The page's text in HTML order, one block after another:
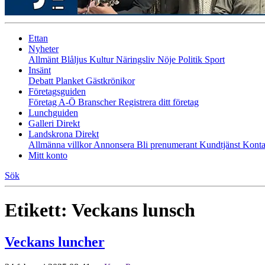
Ettan
Nyheter
Allmänt Blåljus KulturNäringsliv Nöje Politik Sport
Insänt
Debatt Planket Gästkrönikor
Företagsguiden
Företag A-Ö BranscherRegistrera ditt företag
Lunchguiden
Galleri Direkt
Landskrona Direkt
Allmänna villkorAnnonsera Bli prenumerant Kundtjänst
Mitt konto
Sök
Etikett: Veckans lunsch
Veckans luncher